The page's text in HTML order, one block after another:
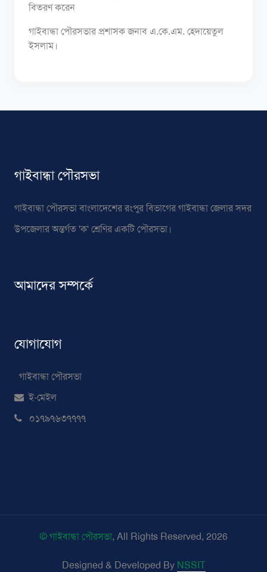
বিতরণ করেন
গাইবান্ধা পৌরসভার প্রশাসক জনাব এ.কে.এম. হেদায়েতুল
ইসলাম।
গাইবান্ধা পৌরসভা
গাইবান্ধা পৌরসভা বাংলাদেশের রংপুর বিভাগের গাইবান্ধা জেলার সদর
উপজেলার অন্তর্গত 'ক' শ্রেণির একটি পৌরসভা।
আমাদের সম্পর্কে
যোগাযোগ
গাইবান্ধা পৌরসভা
ই-মেইল
০১৭৯৭৬৩৭৭৭৭
© গাইবান্ধা পৌরসভা, All Rights Reserved, 2026
Designed & Developed By NSSIT